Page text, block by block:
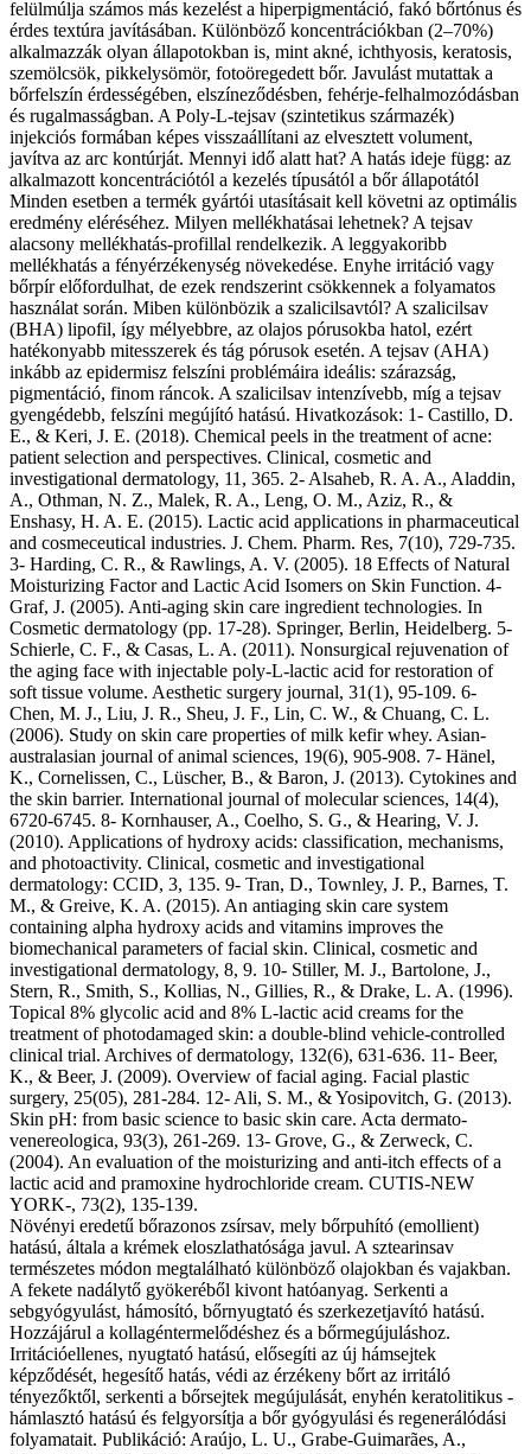
felülmúlja számos más kezelést a hiperpigmentáció, fakó bőrtónus és
érdes textúra javításában. Különböző koncentrációkban (2–70%)
alkalmazzák olyan állapotokban is, mint akné, ichthyosis, keratosis,
szemölcsök, pikkelysömör, fotoöregedett bőr. Javulást mutattak a
bőrfelszín érdességében, elszíneződésben, fehérje-felhalmozódásban
és rugalmasságban. A Poly-L-tejsav (szintetikus származék)
injekciós formában képes visszaállítani az elvesztett volument,
javítva az arc kontúrját. Mennyi idő alatt hat? A hatás ideje függ: az
alkalmazott koncentrációtól a kezelés típusától a bőr állapotától
Minden esetben a termék gyártói utasításait kell követni az optimális
eredmény eléréséhez. Milyen mellékhatásai lehetnek? A tejsav
alacsony mellékhatás-profillal rendelkezik. A leggyakoribb
mellékhatás a fényérzékenység növekedése. Enyhe irritáció vagy
bőrpír előfordulhat, de ezek rendszerint csökkennek a folyamatos
használat során. Miben különbözik a szalicilsavtól? A szalicilsav
(BHA) lipofil, így mélyebbre, az olajos pórusokba hatol, ezért
hatékonyabb mitesszerek és tág pórusok esetén. A tejsav (AHA)
inkább az epidermisz felszíni problémáira ideális: szárazság,
pigmentáció, finom ráncok. A szalicilsav intenzívebb, míg a tejsav
gyengédebb, felszíni megújító hatású. Hivatkozások: 1- Castillo, D.
E., & Keri, J. E. (2018). Chemical peels in the treatment of acne:
patient selection and perspectives. Clinical, cosmetic and
investigational dermatology, 11, 365. 2- Alsaheb, R. A. A., Aladdin,
A., Othman, N. Z., Malek, R. A., Leng, O. M., Aziz, R., &
Enshasy, H. A. E. (2015). Lactic acid applications in pharmaceutical
and cosmeceutical industries. J. Chem. Pharm. Res, 7(10), 729-735.
3- Harding, C. R., & Rawlings, A. V. (2005). 18 Effects of Natural
Moisturizing Factor and Lactic Acid Isomers on Skin Function. 4-
Graf, J. (2005). Anti-aging skin care ingredient technologies. In
Cosmetic dermatology (pp. 17-28). Springer, Berlin, Heidelberg. 5-
Schierle, C. F., & Casas, L. A. (2011). Nonsurgical rejuvenation of
the aging face with injectable poly-L-lactic acid for restoration of
soft tissue volume. Aesthetic surgery journal, 31(1), 95-109. 6-
Chen, M. J., Liu, J. R., Sheu, J. F., Lin, C. W., & Chuang, C. L.
(2006). Study on skin care properties of milk kefir whey. Asian-
australasian journal of animal sciences, 19(6), 905-908. 7- Hänel,
K., Cornelissen, C., Lüscher, B., & Baron, J. (2013). Cytokines and
the skin barrier. International journal of molecular sciences, 14(4),
6720-6745. 8- Kornhauser, A., Coelho, S. G., & Hearing, V. J.
(2010). Applications of hydroxy acids: classification, mechanisms,
and photoactivity. Clinical, cosmetic and investigational
dermatology: CCID, 3, 135. 9- Tran, D., Townley, J. P., Barnes, T.
M., & Greive, K. A. (2015). An antiaging skin care system
containing alpha hydroxy acids and vitamins improves the
biomechanical parameters of facial skin. Clinical, cosmetic and
investigational dermatology, 8, 9. 10- Stiller, M. J., Bartolone, J.,
Stern, R., Smith, S., Kollias, N., Gillies, R., & Drake, L. A. (1996).
Topical 8% glycolic acid and 8% L-lactic acid creams for the
treatment of photodamaged skin: a double-blind vehicle-controlled
clinical trial. Archives of dermatology, 132(6), 631-636. 11- Beer,
K., & Beer, J. (2009). Overview of facial aging. Facial plastic
surgery, 25(05), 281-284. 12- Ali, S. M., & Yosipovitch, G. (2013).
Skin pH: from basic science to basic skin care. Acta dermato-
venereologica, 93(3), 261-269. 13- Grove, G., & Zerweck, C.
(2004). An evaluation of the moisturizing and anti-itch effects of a
lactic acid and pramoxine hydrochloride cream. CUTIS-NEW
YORK-, 73(2), 135-139.
Növényi eredetű bőrazonos zsírsav, mely bőrpuhító (emollient)
hatású, általa a krémek eloszlathatósága javul. A sztearinsav
természetes módon megtalálható különböző olajokban és vajakban.
A fekete nadálytő gyökeréből kivont hatóanyag. Serkenti a
sebgyógyulást, hámosító, bőrnyugtató és szerkezetjavító hatású.
Hozzájárul a kollagéntermelődéshez és a bőrmegújuláshoz.
Irritációellenes, nyugtató hatású, elősegíti az új hámsejtek
képződését, hegesítő hatás, védi az érzékeny bőrt az irritáló
tényezőktől, serkenti a bőrsejtek megújulását, enyhén keratolitikus -
hámlasztó hatású és felgyorsítja a bőr gyógyulási és regenerálódási
folyamatait. Publikáció: Araújo, L. U., Grabe-Guimarães, A.,